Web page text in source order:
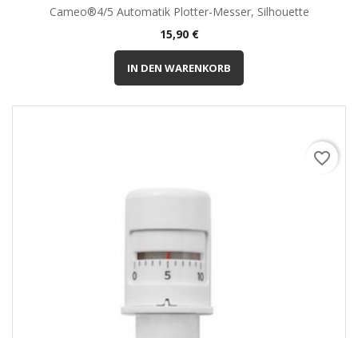
Cameo®4/5 Automatik Plotter-Messer, Silhouette
Preis
15,90 €
IN DEN WARENKORB
favorite_border